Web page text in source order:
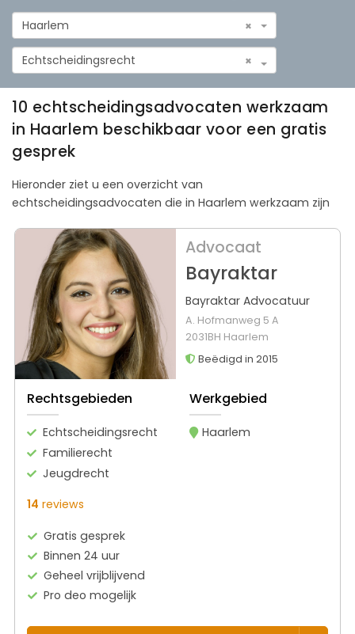
×
Haarlem
×
Echtscheidingsrecht
10 echtscheidingsadvocaten werkzaam
in Haarlem beschikbaar voor een gratis
gesprek
Hieronder ziet u een overzicht van
echtscheidingsadvocaten die in Haarlem werkzaam zijn
Advocaat
Bayraktar
Bayraktar Advocatuur
A. Hofmanweg 5 A
2031BH Haarlem
Beëdigd in 2015
Rechtsgebieden
Echtscheidingsrecht
Familierecht
Jeugdrecht
Werkgebied
Haarlem
14 reviews
Gratis gesprek
Binnen 24 uur
Geheel vrijblijvend
Pro deo mogelijk